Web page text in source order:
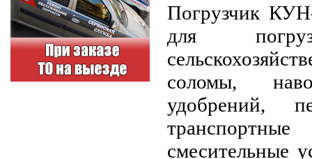
Погрузчик
для
соломы,
смесительные